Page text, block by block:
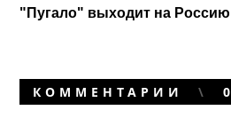
"Пугало" выходит на Россию
КОММЕНТАРИИ 0